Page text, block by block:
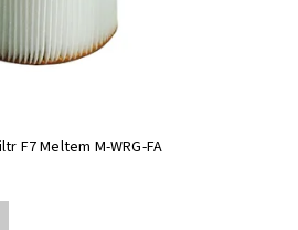
F7 Meltem M-WRG-FA